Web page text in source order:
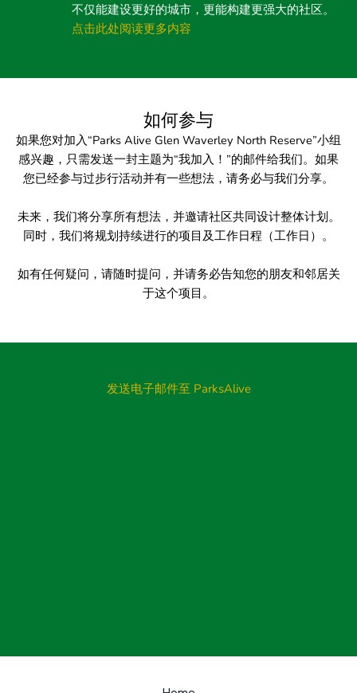
不仅能建设更好的城市，更能构建更强大的社区。
点击此处阅读更多内容
如何参与
如果您对加入“Parks Alive Glen Waverley North Reserve”小组
感兴趣，只需发送一封主题为“我加入！”的邮件给我们。如果
您已经参与过步行活动并有一些想法，请务必与我们分享。
未来，我们将分享所有想法，并邀请社区共同设计整体计划。
同时，我们将规划持续进行的项目及工作日程（工作日）。
如有任何疑问，请随时提问，并请务必告知您的朋友和邻居关
于这个项目。
发送电子邮件至 ParksAlive